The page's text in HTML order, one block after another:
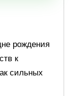
рождения
к
сильных